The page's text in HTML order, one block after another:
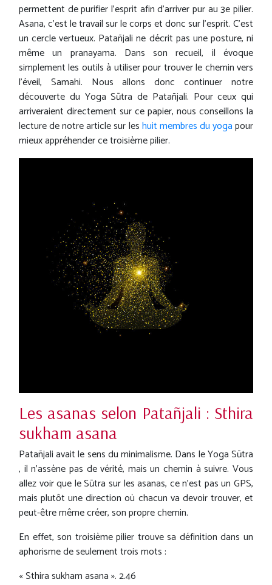
permettent de purifier l'esprit afin d'arriver pur au 3e pilier.
Asana, c'est le travail sur le corps et donc sur l'esprit. C'est
un cercle vertueux. Patañjali ne décrit pas une posture, ni
même un pranayama. Dans son recueil, il évoque
simplement les outils à utiliser pour trouver le chemin vers
l'éveil, Samahi. Nous allons donc continuer notre
découverte du Yoga Sūtra de Patañjali. Pour ceux qui
arriveraient directement sur ce papier, nous conseillons la
lecture de notre article sur leshuit membres du yogapour
mieux appréhender ce troisième pilier.
Les asanas selon Patañjali : Sthira
sukham asana
Patañjali avait le sens du minimalisme. Dans le Yoga Sūtra
, il n'assène pas de vérité, mais un chemin à suivre. Vous
allez voir que le Sūtra sur les asanas, ce n'est pas un GPS,
mais plutôt une direction où chacun va devoir trouver, et
peut-être même créer, son propre chemin.
En effet, son troisième pilier trouve sa définition dans un
aphorisme de seulement trois mots :
« Sthira sukham asana ». 2.46